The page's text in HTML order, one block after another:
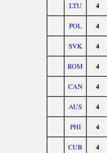
LTU 4
POL 4
SVK 4
ROM 4
CAN 4
AUS 4
PHI 4
CUB 4